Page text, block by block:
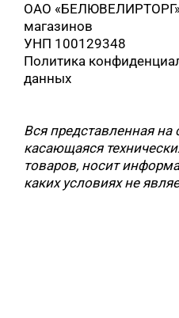
ОАО
магазинов
УНП 100129348
Политика
данных
Вся представленная на
касающаяся
товаров, носит
каких условиях не